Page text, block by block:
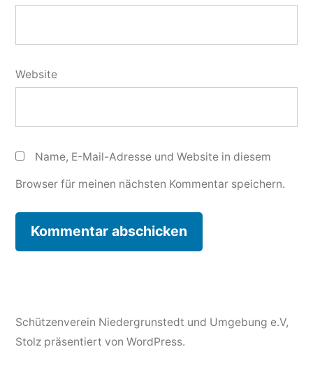
Website
Name, E-Mail-Adresse und Website in diesem
Browser für meinen nächsten Kommentar speichern.
Schützenverein Niedergrunstedt und Umgebung e.V,
Stolz präsentiert von WordPress.